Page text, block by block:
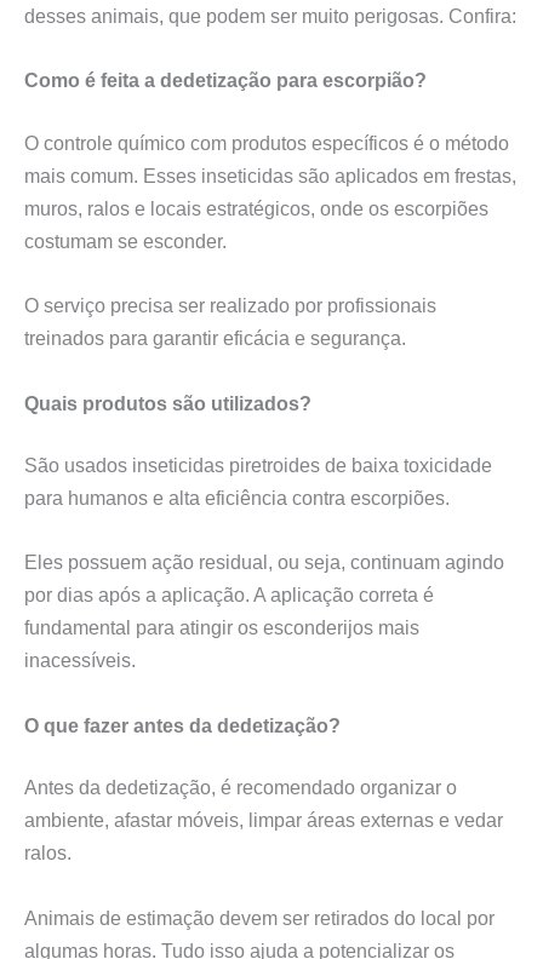
desses animais, que podem ser muito perigosas. Confira:
Como é feita a dedetização para escorpião?
O controle químico com produtos específicos é o método
mais comum. Esses inseticidas são aplicados em frestas,
muros, ralos e locais estratégicos, onde os escorpiões
costumam se esconder.
O serviço precisa ser realizado por profissionais
treinados para garantir eficácia e segurança.
Quais produtos são utilizados?
São usados inseticidas piretroides de baixa toxicidade
para humanos e alta eficiência contra escorpiões.
Eles possuem ação residual, ou seja, continuam agindo
por dias após a aplicação. A aplicação correta é
fundamental para atingir os esconderijos mais
inacessíveis.
O que fazer antes da dedetização?
Antes da dedetização, é recomendado organizar o
ambiente, afastar móveis, limpar áreas externas e vedar
ralos.
Animais de estimação devem ser retirados do local por
algumas horas. Tudo isso ajuda a potencializar os